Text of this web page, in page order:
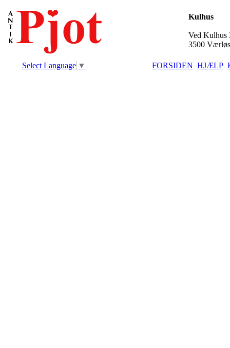
Kulhus
Ved Kulhus
3500
Select Language ▼ FORSIDEN HJÆLP